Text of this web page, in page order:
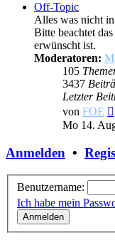
Off-Topic
Alles was nicht
Bitte beachtet
erwünscht ist.
Moderatoren:
105
3437
Letzter
von FOE
Mo 14.
Anmelden •
Benutzername:
Ich habe mein